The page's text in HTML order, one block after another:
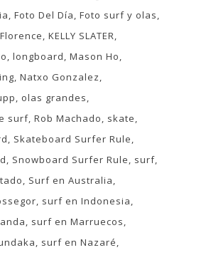
Foto Del Día Foto surf y olas
KELLY SLATER
longboard Mason Ho
Natxo Gonzalez
olas grandes
surf Rob Machado
skate
Skateboard Surfer Rule
Snowboard Surfer Rule
surf
Surf en Australia
surf en Indonesia
surf en Marruecos
surf en Nazaré